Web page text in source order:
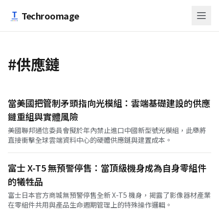
Techroomage
#供應鏈
當美國把管制矛頭指向光模組：雲端基礎建設的供應
鏈重組與實體風險
美國聯邦通信委員會擬於年內禁止進口中國新型號光模組，此舉將
直接衝擊全球雲端資料中心的硬體供應鏈與建置成本。
富士 X-T5 無預警停售：當頂級機身成為自身零組件
的犧牲品
富士日本官方商城無預警停售全新 X-T5 機身，揭露了影像器材產業
在零組件共用與產品生命週期管理上的特殊操作邏輯。